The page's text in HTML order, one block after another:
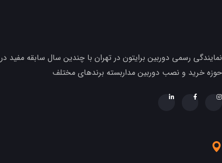
نمایندگی رسمی دوربین برایتون در تهران با چندین سال سابقه مفید در
حوزه خرید و نصب دوربین مداربسته برندهای مختلف